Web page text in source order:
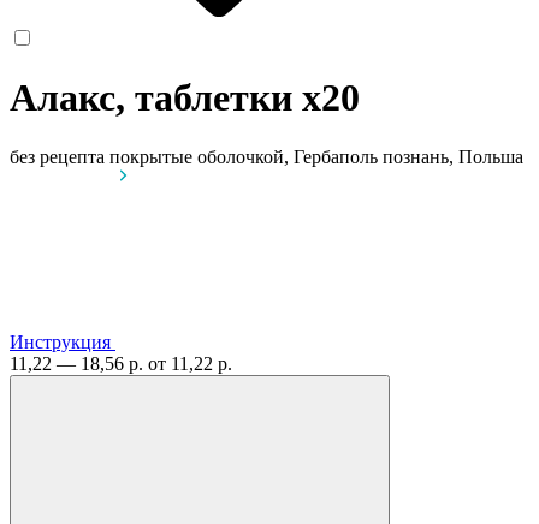
Алакс, таблетки x20
без рецепта покрытые оболочкой, Гербаполь познань, Польша
Инструкция
11,22 — 18,56 р. от 11,22 р.